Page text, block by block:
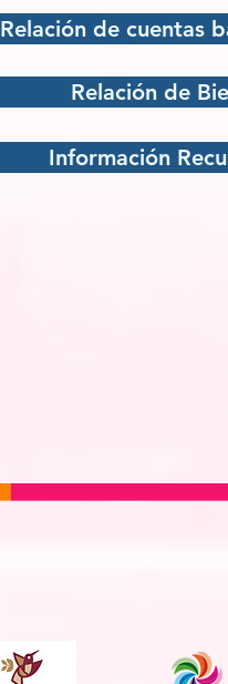
Relación de cuentas
Relación de
Información